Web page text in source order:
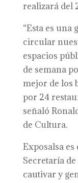
realizará del
“Esta es una
circular
espacios
de semana
mejor de los
por 24
señaló
de Cultura.
Exposalsa
Secretaría
cautivar y